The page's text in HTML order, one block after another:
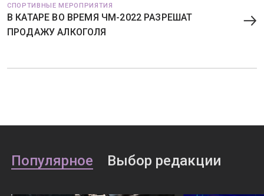
СПОРТИВНЫЕ МЕРОПРИЯТИЯ
В КАТАРЕ ВО ВРЕМЯ ЧМ-2022 РАЗРЕШАТ
ПРОДАЖУ АЛКОГОЛЯ
Популярное Выбор редакции